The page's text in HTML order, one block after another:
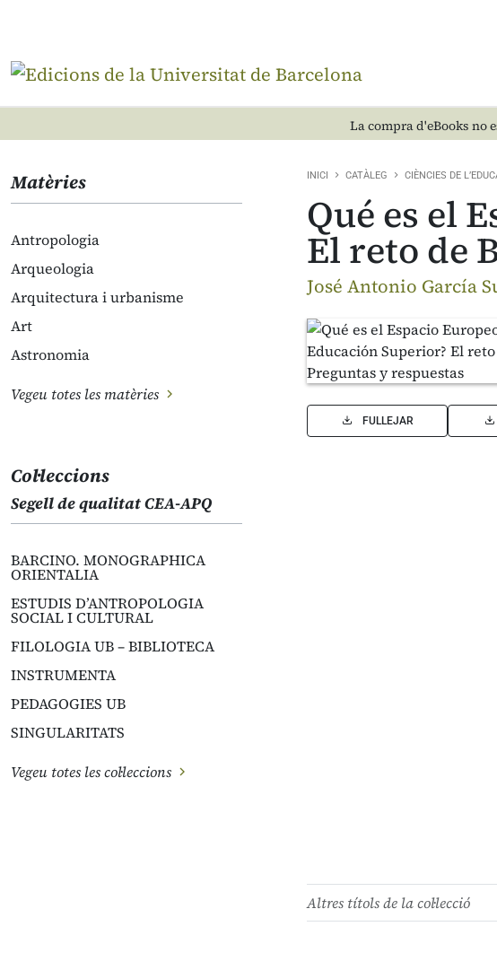
La compra d'eBooks no
Matèries
Antropologia
Arqueologia
Arquitectura i urbanisme
Art
Astronomia
Vegeu totes les matèries
Col·leccions
Segell de qualitat CEA-APQ
BARCINO. MONOGRAPHICA
ORIENTALIA
ESTUDIS D’ANTROPOLOGIA
SOCIAL I CULTURAL
FILOLOGIA UB – BIBLIOTECA
INSTRUMENTA
PEDAGOGIES UB
SINGULARITATS
Vegeu totes les col·leccions
INICI CATÀLEG CIÈNCIES DE
Qué es el
El reto de
José Antonio García
FULLEJAR
Altres títols de la col·lecció